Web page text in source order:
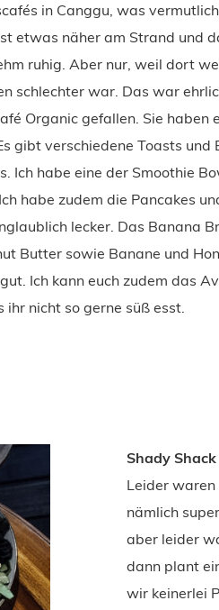
in Canggu, was
etwas näher am Strand und
ruhig. Aber nur, weil dort
schlechter war. Das war
Organic gefallen. Sie haben
gibt verschiedene Toasts und
Ich habe eine der Smoothie
habe zudem die Pancakes
lecker. Das Banana
Butter sowie Banane und
Ich kann euch zudem das
nicht so gerne süß esst.
Shady Shack
Leider waren
nämlich
aber leider
dann plant
wir keinerlei